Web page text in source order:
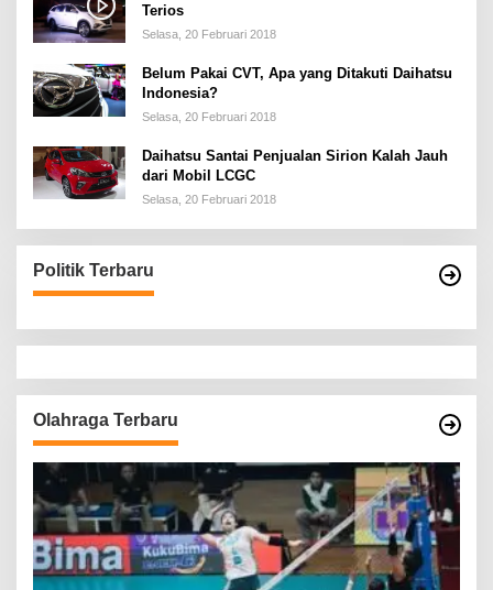
Terios
Selasa, 20 Februari 2018
Belum Pakai CVT, Apa yang Ditakuti Daihatsu
Indonesia?
Selasa, 20 Februari 2018
Daihatsu Santai Penjualan Sirion Kalah Jauh
dari Mobil LCGC
Selasa, 20 Februari 2018
Politik Terbaru
Olahraga Terbaru